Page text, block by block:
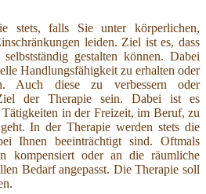
stets, falls Sie unter körperlichen,
leiden. Ziel ist es, dass
gestalten können. Dabei
Handlungsfähigkeit zu erhalten oder
Auch diese zu verbessern oder
der Therapie sein. Dabei ist es
in der Freizeit, im Beruf, zu
In der Therapie werden stets die
Ihnen beeinträchtigt sind. Oftmals
kompensiert oder an die räumliche
Bedarf angepasst. Die Therapie soll